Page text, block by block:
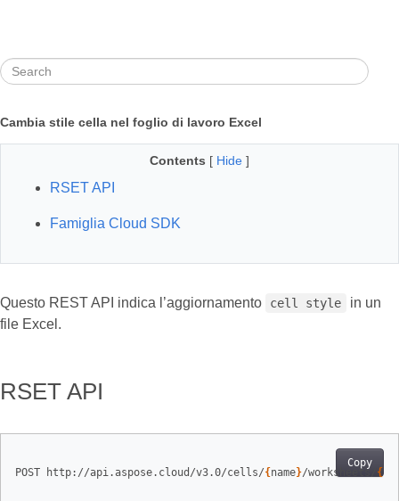
Cambia stile cella nel foglio di lavoro Excel
Contents [ Hide ]
RSET API
Famiglia Cloud SDK
Questo REST API indica l’aggiornamento cell style
in un
file Excel.
RSET API
Copy
POST http://api.aspose.cloud/v3.0/cells/{ name}/worksheets/ {